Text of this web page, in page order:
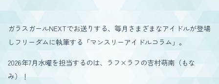
ガラスガールNEXTでお送りする、毎月さまざまなアイドルが登場
しフリーダムに執筆する「マンスリーアイドルコラム」。
2026年7月水曜を担当するのは、ラフ×ラフの吉村萌南（もな
み）！